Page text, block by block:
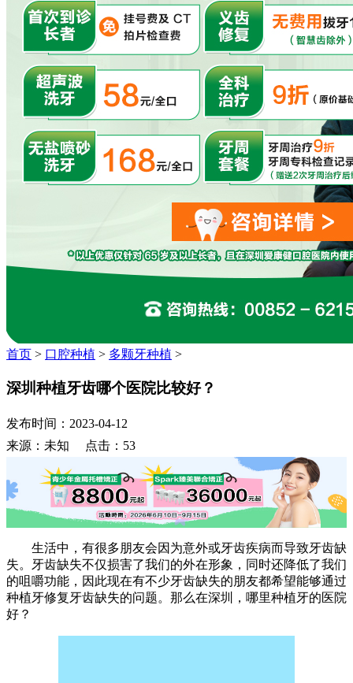
首页 > 口腔种植 > 多颗牙种植 >
深圳种植牙齿哪个医院比较好？
发布时间：2023-04-12
来源：未知 点击：53
生活中，有很多朋友会因为意外或牙齿疾病而导致牙齿缺
失。牙齿缺失不仅损害了我们的外在形象，同时还降低了我们
的咀嚼功能，因此现在有不少牙齿缺失的朋友都希望能够通过
种植牙修复牙齿缺失的问题。那么在深圳，哪里种植牙的医院
好？